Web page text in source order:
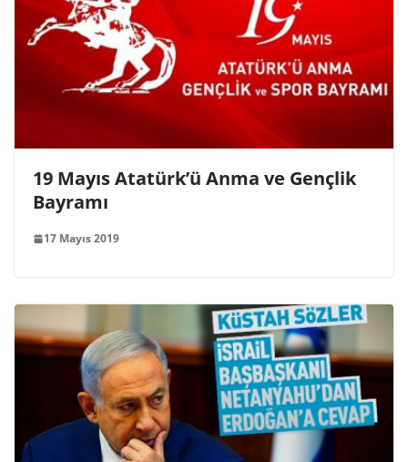
19 Mayıs Atatürk’ü Anma ve Gençlik
Bayramı
17 Mayıs 2019